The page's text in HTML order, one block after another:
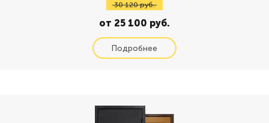
30 120 руб.
от 25 100 руб.